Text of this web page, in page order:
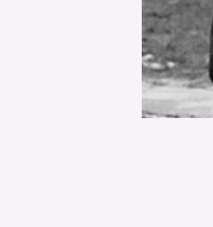
AREA PERSONALE